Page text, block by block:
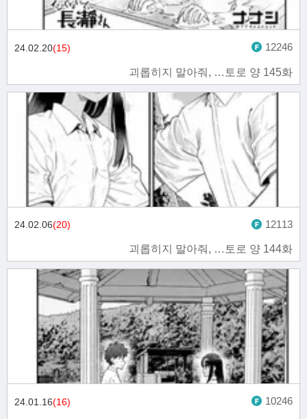
괴롭히지 말아줘, …토로 양 145화
24.02.20(15) 12246
괴롭히지 말아줘, …토로 양 144화
24.02.06(20) 12113
24.01.16(16) 10246